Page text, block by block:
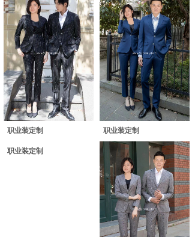
职业装定制 职业装定制
职业装定制